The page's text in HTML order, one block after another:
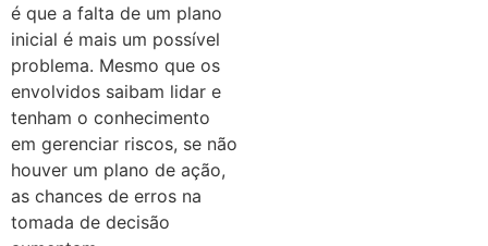
é que a falta de um plano
inicial é mais um possível
problema. Mesmo que os
envolvidos saibam lidar e
tenham o conhecimento
em gerenciar riscos, se não
houver um plano de ação,
as chances de erros na
tomada de decisão